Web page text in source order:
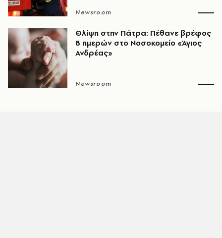
Newsroom
Θλίψη στην Πάτρα: Πέθανε βρέφος
8 ημερών στο Νοσοκομείο «Άγιος
Ανδρέας»
Newsroom